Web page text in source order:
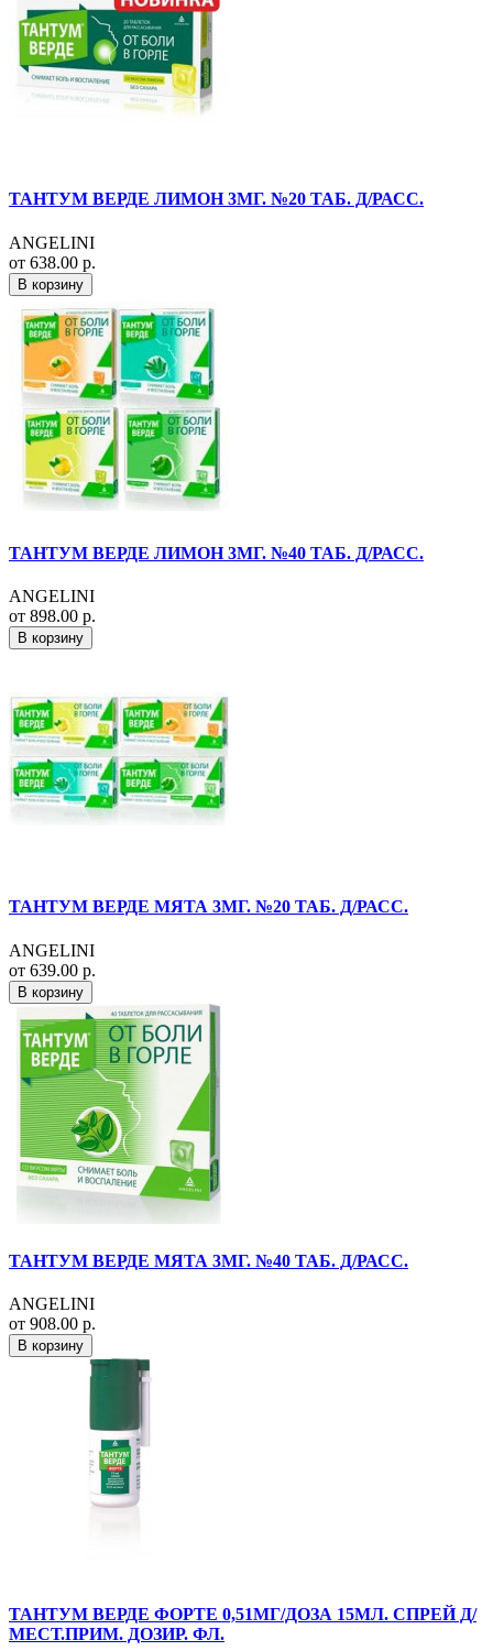
ТАНТУМ ВЕРДЕ ЛИМОН 3МГ. №20 ТАБ. Д/РАСС.
ANGELINI
от 638.00 р.
В корзину
ТАНТУМ ВЕРДЕ ЛИМОН 3МГ. №40 ТАБ. Д/РАСС.
ANGELINI
от 898.00 р.
В корзину
ТАНТУМ ВЕРДЕ МЯТА 3МГ. №20 ТАБ. Д/РАСС.
ANGELINI
от 639.00 р.
В корзину
ТАНТУМ ВЕРДЕ МЯТА 3МГ. №40 ТАБ. Д/РАСС.
ANGELINI
от 908.00 р.
В корзину
ТАНТУМ ВЕРДЕ ФОРТЕ 0,51МГ/ДОЗА 15МЛ. СПРЕЙ Д/
МЕСТ.ПРИМ. ДОЗИР. ФЛ.